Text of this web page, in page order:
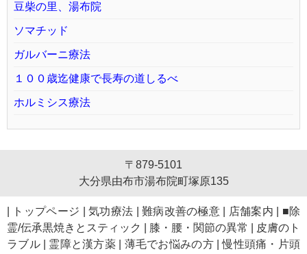
豆柴の里、湯布院
ソマチッド
ガルバーニ療法
１００歳迄健康で長寿の道しるべ
ホルミシス療法
〒879-5101
大分県由布市湯布院町塚原135
トップページ 気功療法 難病改善の極意 店舗案内
■除
霊/伝承黒焼きとスティック
膝・腰・関節の異常
皮膚のト
ラブル| 霊障と漢方薬 薄毛でお悩みの方|慢性頭痛・片頭